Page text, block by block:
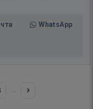
WhatsApp
...